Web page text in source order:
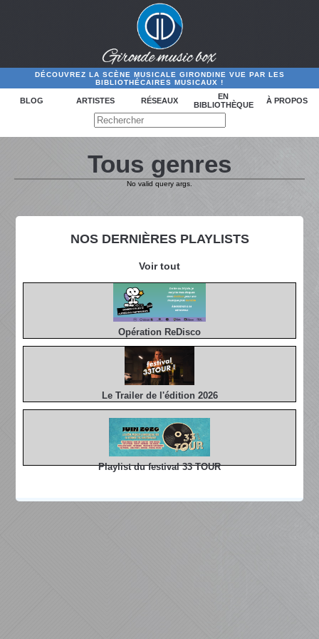
DÉCOUVREZ LA SCÈNE MUSICALE GIRONDINE VUE PAR LES
BIBLIOTHÉCAIRES MUSICAUX !
BLOG ARTISTES RÉSEAUX
EN
BIBLIOTHÈQUE
À PROPOS
NOS DERNIÈRES PLAYLISTS
Voir tout
Opération ReDisco
Le Trailer de l'édition 2026
Playlist du festival 33 TOUR
Tous genres
No valid query args.